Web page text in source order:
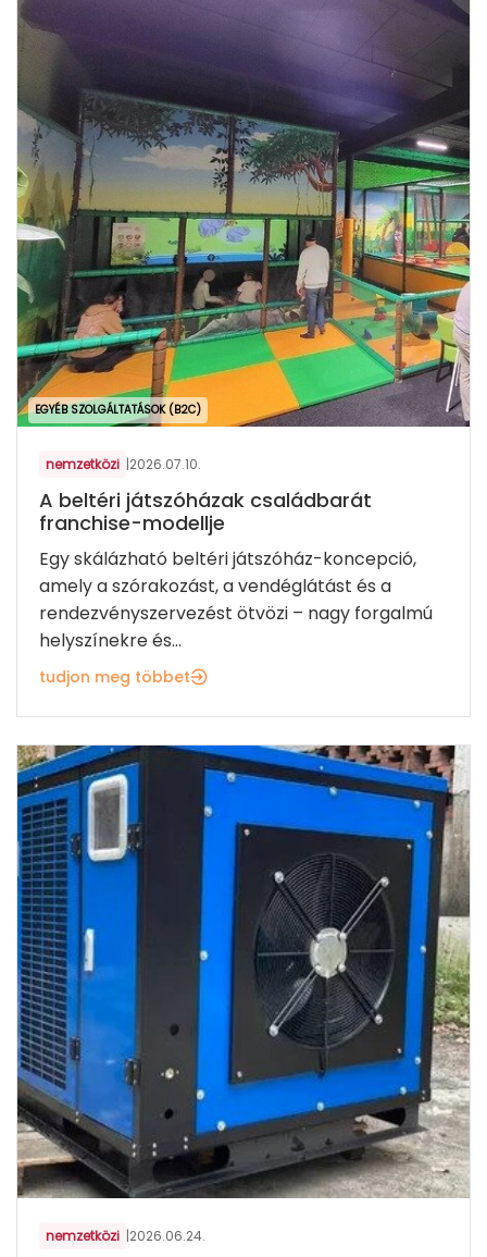
EGYÉB SZOLGÁLTATÁSOK (B2C)
nemzetközi |2026.07.10.
A beltéri játszóházak családbarát
franchise-modellje
Egy skálázható beltéri játszóház-koncepció,
amely a szórakozást, a vendéglátást és a
rendezvényszervezést ötvözi – nagy forgalmú
helyszínekre és...
tudjon meg többet
nemzetközi |2026.06.24.